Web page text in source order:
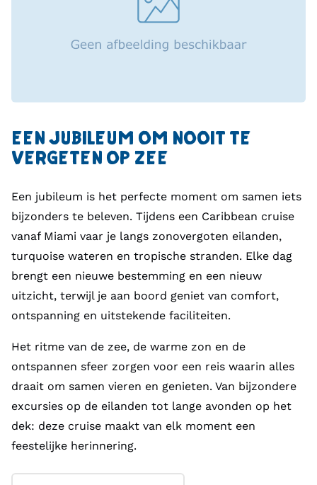
EEN JUBILEUM OM NOOIT TE
VERGETEN OP ZEE
Een jubileum is het perfecte moment om samen iets
bijzonders te beleven. Tijdens een Caribbean cruise
vanaf Miami vaar je langs zonovergoten eilanden,
turquoise wateren en tropische stranden. Elke dag
brengt een nieuwe bestemming en een nieuw
uitzicht, terwijl je aan boord geniet van comfort,
ontspanning en uitstekende faciliteiten.
Het ritme van de zee, de warme zon en de
ontspannen sfeer zorgen voor een reis waarin alles
draait om samen vieren en genieten. Van bijzondere
excursies op de eilanden tot lange avonden op het
dek: deze cruise maakt van elk moment een
feestelijke herinnering.